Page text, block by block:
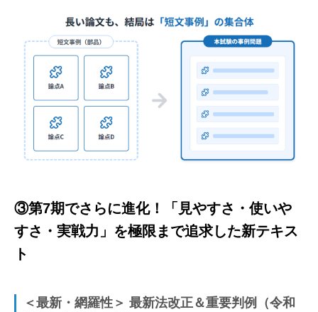
③第7期でさらに進化！「見やすさ・使いや
すさ・実戦力」を極限まで追求した新テキス
ト
＜最新・網羅性＞ 最新法改正＆重要判例（令和